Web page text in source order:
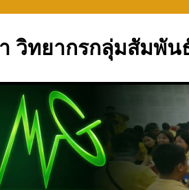
วิทยากรกลุ่มสัมพัน